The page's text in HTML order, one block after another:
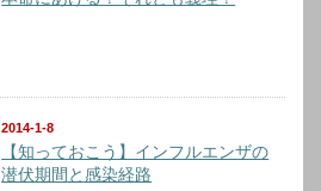
2014-1-8
【知っておこう】インフルエンザの
潜伏期間と感染経路